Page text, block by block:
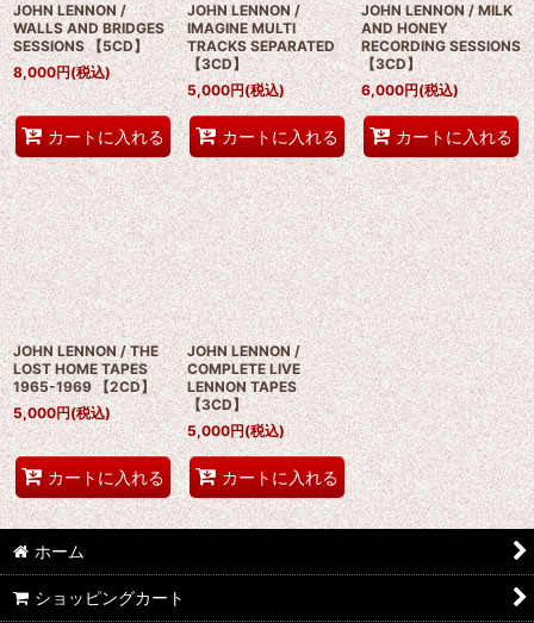
JOHN LENNON /
WALLS AND BRIDGES
SESSIONS 【5CD】
8,000円(税込)
カートに入れる
JOHN LENNON /
IMAGINE MULTI
TRACKS SEPARATED
【3CD】
5,000円(税込)
カートに入れる
JOHN LENNON / MILK
AND HONEY
RECORDING SESSIONS
【3CD】
6,000円(税込)
カートに入れる
JOHN LENNON / THE
LOST HOME TAPES
1965-1969 【2CD】
5,000円(税込)
カートに入れる
JOHN LENNON /
COMPLETE LIVE
LENNON TAPES
【3CD】
5,000円(税込)
カートに入れる
ホーム
ショッピングカート